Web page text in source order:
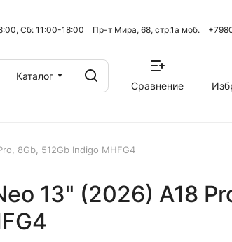
Сб: 11:00-18:00 Пр-т Мира, 68, стр.1а моб.
Каталог
Сравнение
8Gb, 512Gb Indigo MHFG4
13" (2026) A18